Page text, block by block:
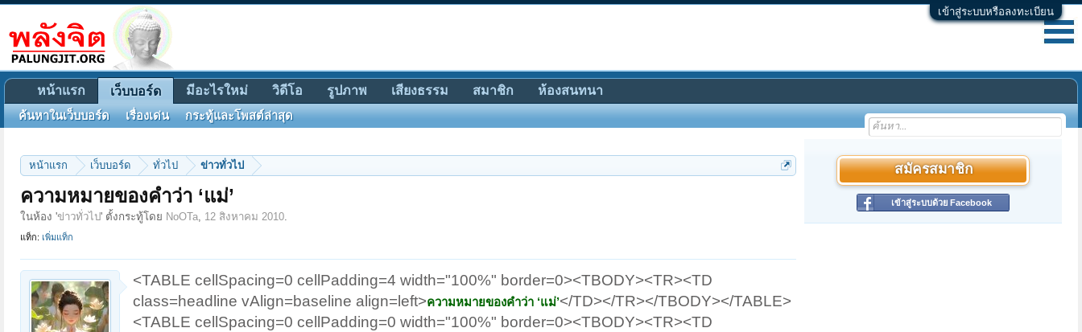
เข้าสู่ระบบหรือลงทะเบียน
หน้าแรก เว็บบอร์ด ทั่วไป ข่าวทั่วไป
ความหมายของคำว่า ‘แม่’
ในห้อง 'ข่าวทั่วไป' ตั้งกระทู้โดย NoOTa, 12 สิงหาคม 2010.
แท็ก: เพิ่มแท็ก
<TABLE cellSpacing=0 cellPadding=4 width="100%" border=0><TBODY><TR><TD
class=headline vAlign=baseline align=left>ความหมายของคำว่า ‘แม่’</TD></TR></TBODY></TABLE>
<TABLE cellSpacing=0 cellPadding=0 width="100%" border=0><TBODY><TR><TD
สมัครสมาชิก
เข้าสู่ระบบด้วย Facebook
หน้าแรก เว็บบอร์ด
ค้นหาในเว็บบอร์ด เรื่องเด่น กระทู้และโพสต์ล่าสุด
มีอะไรใหม่ วิดีโอ รูปภาพ เสียงธรรม สมาชิก ห้องสนทนา